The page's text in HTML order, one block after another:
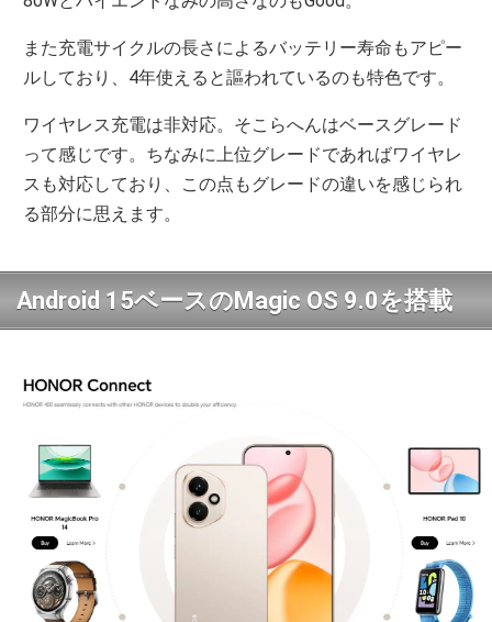
また充電サイクルの長さによるバッテリー寿命もアピー
ルしており、4年使えると謳われているのも特色です。
ワイヤレス充電は非対応。そこらへんはベースグレード
って感じです。ちなみに上位グレードであればワイヤレ
スも対応しており、この点もグレードの違いを感じられ
る部分に思えます。
Android 15ベースのMagic OS 9.0を搭載